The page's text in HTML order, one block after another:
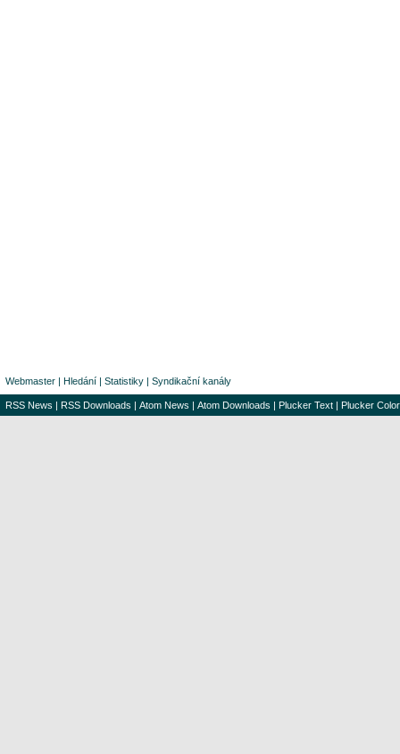
Webmaster | Hledání | Statistiky | Syndikační kanály
RSS News | RSS Downloads | Atom News | Atom Downloads | Plucker Text | Plucker Color